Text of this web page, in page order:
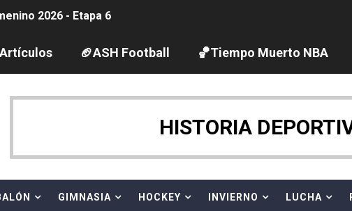
2026 - Etapa 6
League 2026
en aguas abiertas 2026 (París, Francia) - Dobletes de
de pentatlón moderno 2026 (Estambul, Turquía)
de natación artística 2026 (París, Francia) - España domina
🏈ASH Football 🏀Tiempo Muerto NBA
HISTORIA
GIMNASIA HOCKEY INVIERNO LUCHA